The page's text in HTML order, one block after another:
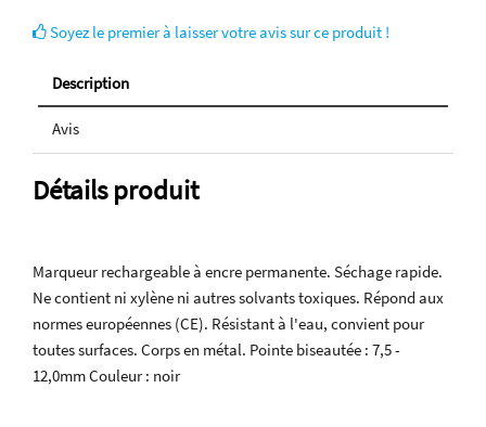
Soyez le premier à laisser votre avis sur ce produit !
Description
Avis
Détails produit
Marqueur rechargeable à encre permanente. Séchage rapide.
Ne contient ni xylène ni autres solvants toxiques. Répond aux
normes européennes (CE). Résistant à l'eau, convient pour
toutes surfaces. Corps en métal. Pointe biseautée : 7,5 -
12,0mm Couleur : noir